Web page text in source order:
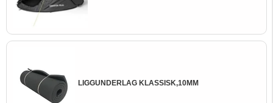
LIGGUNDERLAG KLASSISK,10MM